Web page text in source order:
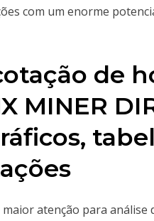
com um enorme
de
MINER
atenção para análise